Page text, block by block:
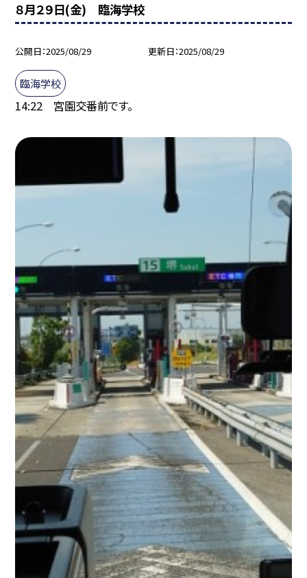
８月２９日(金) 臨海学校
公開日 2025/08/29 更新日 2025/08/29
臨海学校
14:22 宮園交番前です。